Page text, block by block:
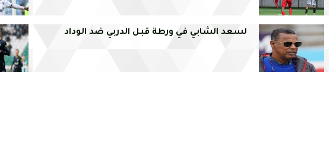
لسعد الشابي في ورطة قبل الدربي ضد الوداد